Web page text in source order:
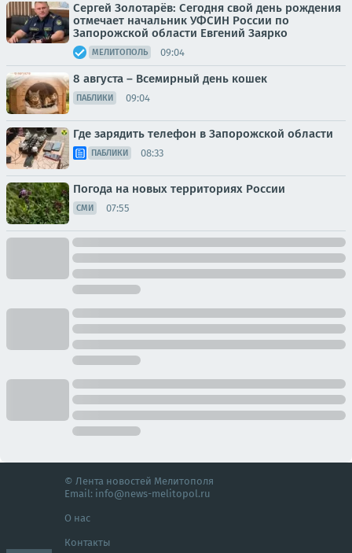
Сергей Золотарёв: Сегодня свой день рождения
отмечает начальник УФСИН России по
Запорожской области Евгений Заярко
МЕЛИТОПОЛЬ 09:04
8 августа – Всемирный день кошек
ПАБЛИКИ 09:04
Где зарядить телефон в Запорожской области
ПАБЛИКИ 08:33
Погода на новых территориях России
СМИ 07:55
© Лента новостей Мелитополя
Email: info@news-melitopol.ru
О нас
Контакты